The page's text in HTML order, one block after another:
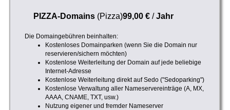
PIZZA-Domains(Pizza)99,00 €/Jahr
Die Domaingebühren beinhalten:
Kostenloses Domainparken (wenn Sie die Domain nur
reservieren/sichern möchten)
Kostenlose Weiterleitung der Domain auf jede beliebige
Internet-Adresse
Kostenlose Weiterleitung direkt auf Sedo ("Sedoparking")
Kostenlose Verwaltung aller Nameservereinträge (A, MX,
AAAA, CNAME, TXT, usw.)
Nutzung eigener und fremder Nameserver